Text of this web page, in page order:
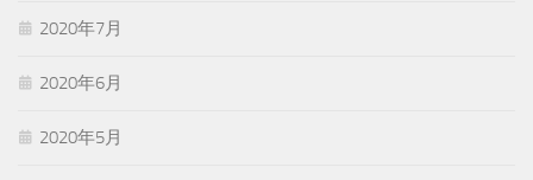
2020年7月
2020年6月
2020年5月